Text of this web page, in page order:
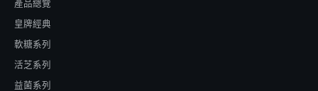
產品總覽
皇牌經典
軟糖系列
活芝系列
益菌系列